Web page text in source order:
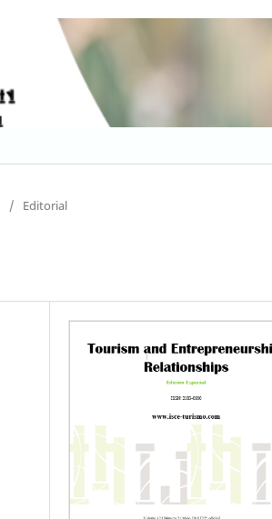
/ Editorial